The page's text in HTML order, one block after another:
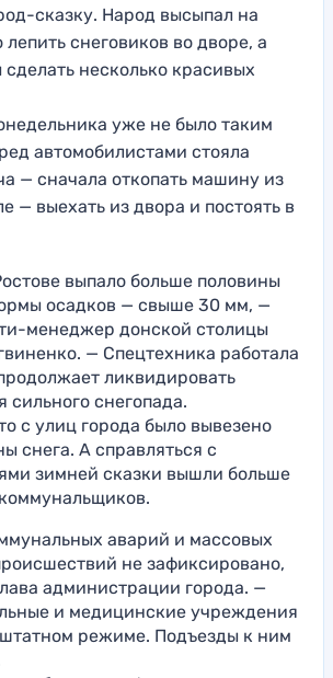
сказку. Народ высыпал на
снеговиков во дворе, а
несколько красивых
уже не было таким
автомобилистами стояла
— сначала откопать машину из
— выехать из двора и постоять в
выпало больше половины
осадков — свыше 30 мм, —
менеджер донской столицы
— Спецтехника работала
ликвидировать
сильного снегопада.
с улиц города было вывезено
снега. А справляться с
зимней сказки вышли больше
аварий и массовых
не зафиксировано,
администрации города. —
и медицинские учреждения
режиме. Подъезды к ним